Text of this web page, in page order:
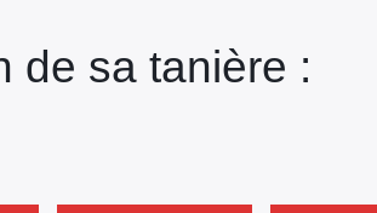
de sa tanière :